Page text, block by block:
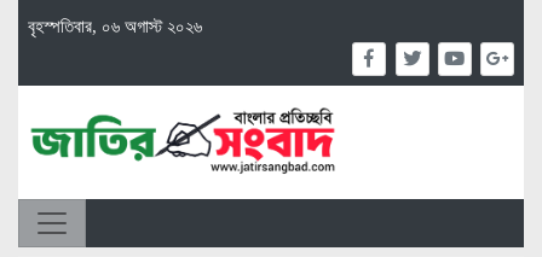
বৃহস্পতিবার, ০৬ অগাস্ট ২০২৬